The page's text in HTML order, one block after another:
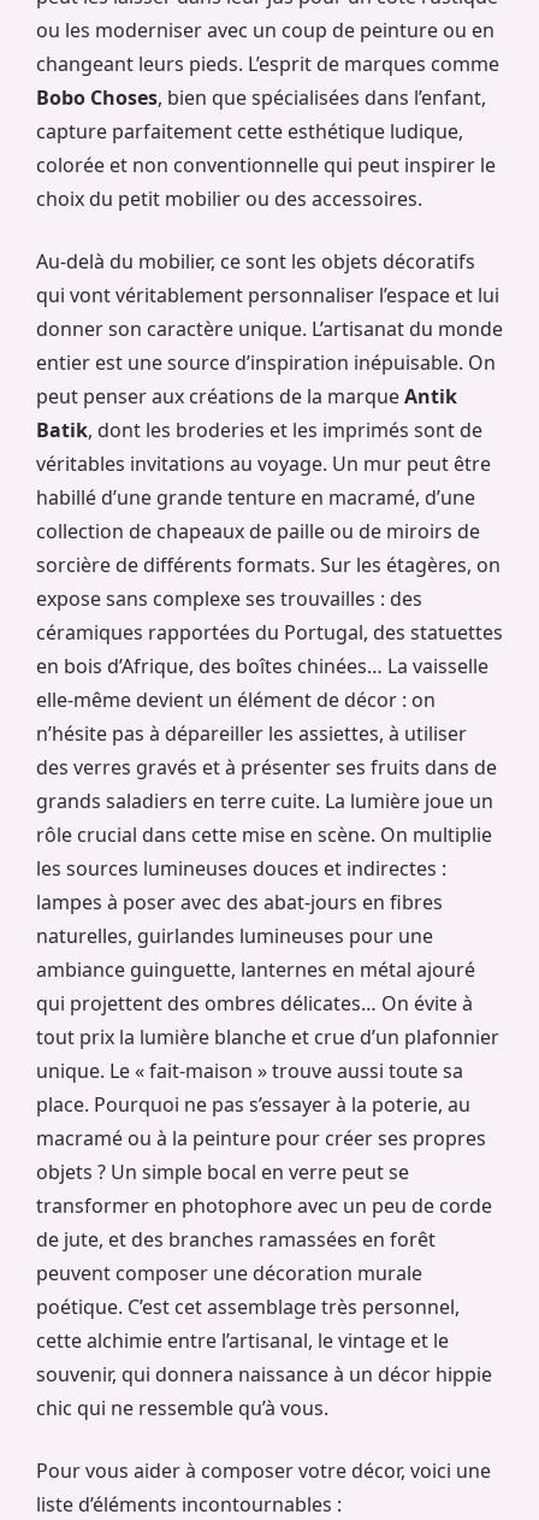
ou les moderniser avec un coup de peinture ou en
changeant leurs pieds. L’esprit de marques comme
Bobo Choses, bien que spécialisées dans l’enfant,
capture parfaitement cette esthétique ludique,
colorée et non conventionnelle qui peut inspirer le
choix du petit mobilier ou des accessoires.
Au-delà du mobilier, ce sont les objets décoratifs
qui vont véritablement personnaliser l’espace et lui
donner son caractère unique. L’artisanat du monde
entier est une source d’inspiration inépuisable. On
peut penser aux créations de la marqueAntik
Batik, dont les broderies et les imprimés sont de
véritables invitations au voyage. Un mur peut être
habillé d’une grande tenture en macramé, d’une
collection de chapeaux de paille ou de miroirs de
sorcière de différents formats. Sur les étagères, on
expose sans complexe ses trouvailles : des
céramiques rapportées du Portugal, des statuettes
en bois d’Afrique, des boîtes chinées… La vaisselle
elle-même devient un élément de décor : on
n’hésite pas à dépareiller les assiettes, à utiliser
des verres gravés et à présenter ses fruits dans de
grands saladiers en terre cuite. La lumière joue un
rôle crucial dans cette mise en scène. On multiplie
les sources lumineuses douces et indirectes :
lampes à poser avec des abat-jours en fibres
naturelles, guirlandes lumineuses pour une
ambiance guinguette, lanternes en métal ajouré
qui projettent des ombres délicates… On évite à
tout prix la lumière blanche et crue d’un plafonnier
unique. Le « fait-maison » trouve aussi toute sa
place. Pourquoi ne pas s’essayer à la poterie, au
macramé ou à la peinture pour créer ses propres
objets ? Un simple bocal en verre peut se
transformer en photophore avec un peu de corde
de jute, et des branches ramassées en forêt
peuvent composer une décoration murale
poétique. C’est cet assemblage très personnel,
cette alchimie entre l’artisanal, le vintage et le
souvenir, qui donnera naissance à un décor hippie
chic qui ne ressemble qu’à vous.
Pour vous aider à composer votre décor, voici une
liste d’éléments incontournables :